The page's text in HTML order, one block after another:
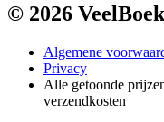
© 2026
Algemene
Privacy
Alle getoonde
verzendkosten